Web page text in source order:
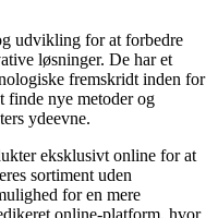
udvikling for at forbedre
løsninger. De har et
fremskridt inden for
finde nye metoder og
ydeevne.
eksklusivt online for at
sortiment uden
for en mere